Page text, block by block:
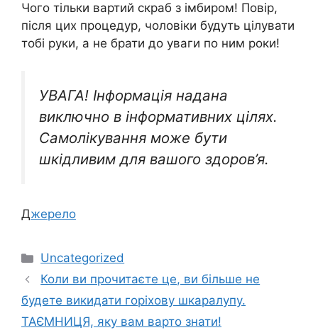
Чого тільки вартий скраб з імбиром! Повір,
після цих процедур, чоловіки будуть цілувати
тобі руки, а не брати до уваги по ним роки!
УВАГА! Інформація надана
виключно в інформативних цілях.
Самолікування може бути
шкідливим для вашого здоров’я.
Джерело
Категорії
Uncategorized
Коли ви прочитаєте це, ви більше не
будете викидати горіхову шкаралупу.
ТАЄМНИЦЯ, яку вам варто знати!